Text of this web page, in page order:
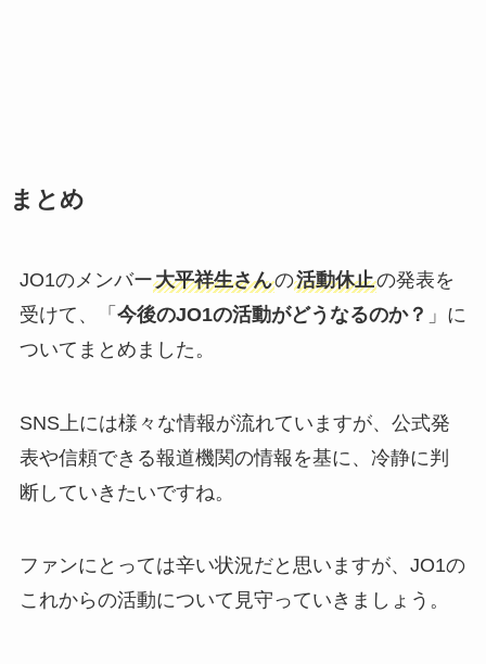
まとめ
JO1のメンバー大平祥生さんの活動休止の発表を
受けて、「 今後のJO1の活動がどうなるのか？ 」に
ついてまとめました。
SNS上には様々な情報が流れていますが、公式発
表や信頼できる報道機関の情報を基に、冷静に判
断していきたいですね。
ファンにとっては辛い状況だと思いますが、JO1の
これからの活動について見守っていきましょう。